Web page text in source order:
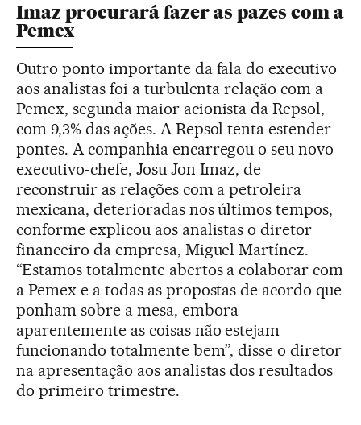
Imaz procurará fazer as pazes com a
Pemex
Outro ponto importante da fala do executivo
aos analistas foi a turbulenta relação com a
Pemex, segunda maior acionista da Repsol,
com 9,3% das ações. A Repsol tenta estender
pontes. A companhia encarregou o seu novo
executivo-chefe, Josu Jon Imaz, de
reconstruir as relações com a petroleira
mexicana, deterioradas nos últimos tempos,
conforme explicou aos analistas o diretor
financeiro da empresa, Miguel Martínez.
“Estamos totalmente abertos a colaborar com
a Pemex e a todas as propostas de acordo que
ponham sobre a mesa, embora
aparentemente as coisas não estejam
funcionando totalmente bem”, disse o diretor
na apresentação aos analistas dos resultados
do primeiro trimestre.